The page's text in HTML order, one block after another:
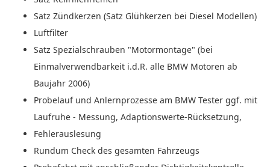
Satz Zündkerzen (Satz Glühkerzen bei Diesel Modellen)
Luftfilter
Satz Spezialschrauben "Motormontage" (bei
Einmalverwendbarkeit i.d.R. alle BMW Motoren ab
Baujahr 2006)
Probelauf und Anlernprozesse am BMW Tester ggf. mit
Laufruhe - Messung, Adaptionswerte-Rücksetzung,
Fehlerauslesung
Rundum Check des gesamten Fahrzeugs